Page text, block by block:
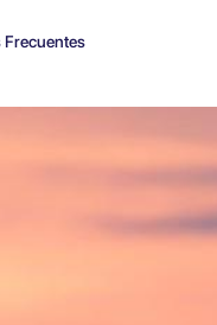
Frecuentes